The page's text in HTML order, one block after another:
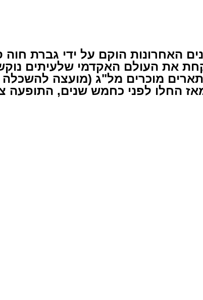
האחרונות הוקם על ידי גברת
את העולם האקדמי שלעיתים
מוכרים מל"ג (מועצה
החלו לפני כחמש שנים, התופעה